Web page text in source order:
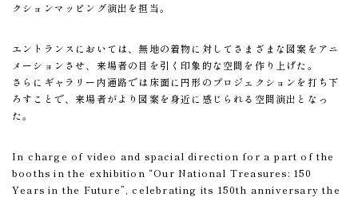
クションマッピング演出を担当。
エントランスにおいては、無地の着物に対してさまざまな図案をアニ
メーションさせ、来場者の目を引く印象的な空間を作り上げた。
さらにギャラリー内通路では床面に円形のプロジェクションを打ち下
ろすことで、来場者がより図案を身近に感じられる空間演出となっ
た。
In charge of video and spacial direction for a part of the
booths in the exhibition “Our National Treasures: 150
Years in the Future”, celebrating its 150th anniversary the